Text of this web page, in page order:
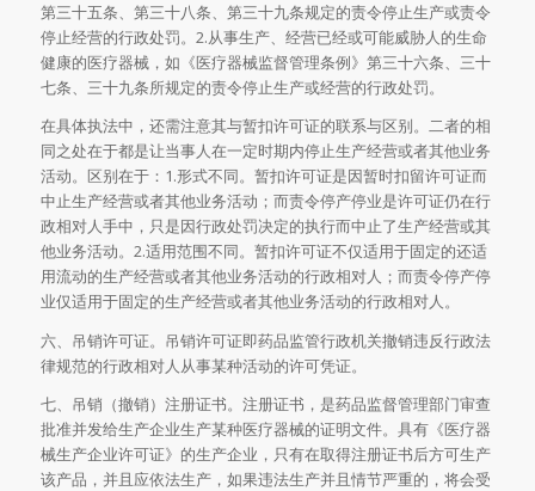
第三十五条、第三十八条、第三十九条规定的责令停止生产或责令
停止经营的行政处罚。2.从事生产、经营已经或可能威胁人的生命
健康的医疗器械，如《医疗器械监督管理条例》第三十六条、三十
七条、三十九条所规定的责令停止生产或经营的行政处罚。
在具体执法中，还需注意其与暂扣许可证的联系与区别。二者的相
同之处在于都是让当事人在一定时期内停止生产经营或者其他业务
活动。区别在于：1.形式不同。暂扣许可证是因暂时扣留许可证而
中止生产经营或者其他业务活动；而责令停产停业是许可证仍在行
政相对人手中，只是因行政处罚决定的执行而中止了生产经营或其
他业务活动。2.适用范围不同。暂扣许可证不仅适用于固定的还适
用流动的生产经营或者其他业务活动的行政相对人；而责令停产停
业仅适用于固定的生产经营或者其他业务活动的行政相对人。
六、吊销许可证。吊销许可证即药品监管行政机关撤销违反行政法
律规范的行政相对人从事某种活动的许可凭证。
七、吊销（撤销）注册证书。注册证书，是药品监督管理部门审查
批准并发给生产企业生产某种医疗器械的证明文件。具有《医疗器
械生产企业许可证》的生产企业，只有在取得注册证书后方可生产
该产品，并且应依法生产，如果违法生产并且情节严重的，将会受